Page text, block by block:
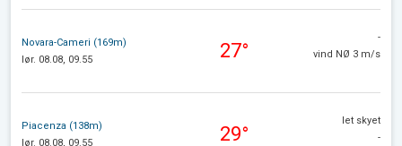
Novara-Cameri (169m)
lør. 08.08, 09.55
27°
-
vind NØ 3 m/s
Piacenza (138m)
lør. 08.08, 09.55
29°
let skyet
-